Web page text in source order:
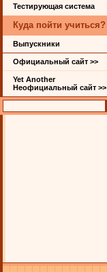
Тестирующая система
Куда пойти учиться?
Выпускники
Официальный сайт >>
Yet Another
Неофициальный сайт >>